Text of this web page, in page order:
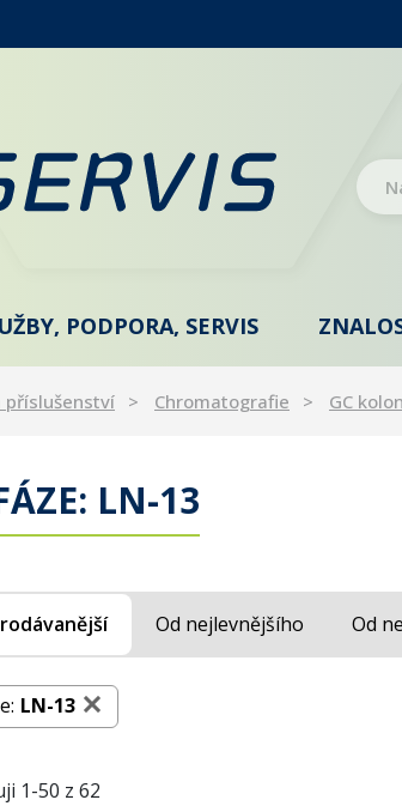
PODPORA, SERVIS
Chromatografie GC
LN-13
Od nejlevnějšího Od
LN-13
1-50 z 62